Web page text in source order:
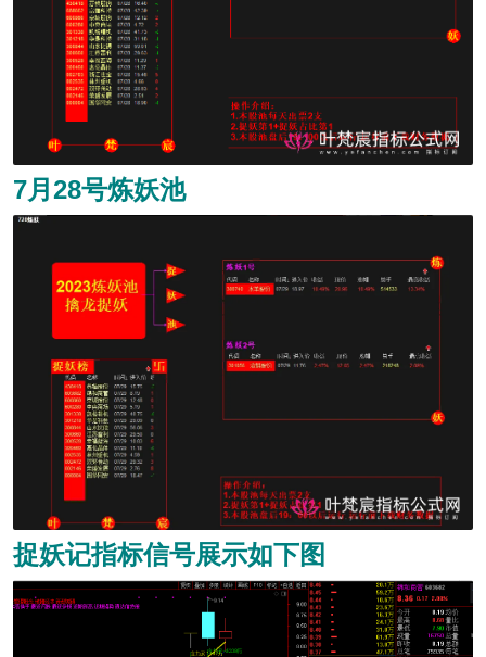
7月28号炼妖池
捉妖记指标信号展示如下图